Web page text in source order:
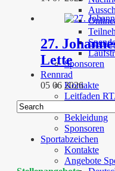
Sponsoren
Rennrad
Kontakte
Leitfaden
Bekleidung
Sponsoren
Sportabzeichen
Kontakte
Angebote
27.
Lette
05 06 2026